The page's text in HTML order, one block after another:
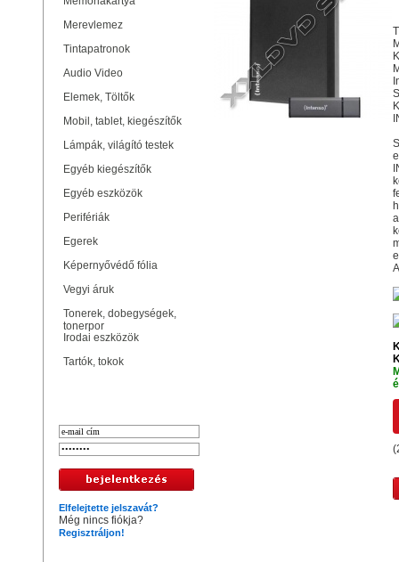
Merevlemez
Tintapatronok
Audio Video
Elemek, Töltők
Mobil, tablet, kiegészítők
Lámpák, világító testek
Egyéb kiegészítők
Egyéb eszközök
Perifériák
Egerek
Képernyővédő fólia
Vegyi áruk
Tonerek, dobegységek,
tonerpor
Irodai eszközök
Tartók, tokok
Elfelejtette jelszavát?
Még nincs fiókja?
Regisztráljon!